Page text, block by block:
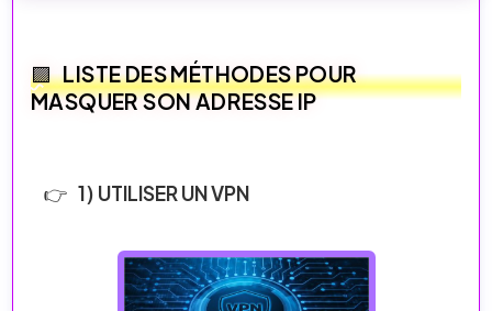
LISTE DES MÉTHODES POUR
MASQUER SON ADRESSE IP
1) UTILISER UN VPN